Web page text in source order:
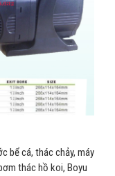
bể cá, thác chảy, máy
thác hồ koi, Boyu